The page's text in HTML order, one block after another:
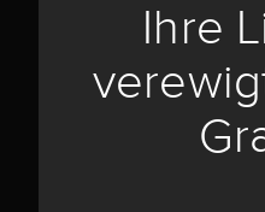
Ihre